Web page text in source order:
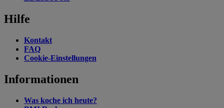
Hilfe
Kontakt
FAQ
Cookie-Einstellungen
Informationen
Was koche ich heute?